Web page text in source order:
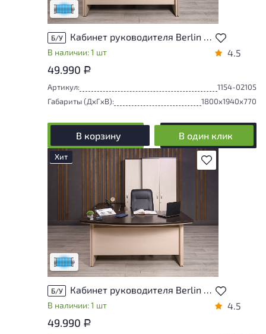
Низкая степень износа
Б/У
В наличии: 1 шт 4.5
49.990 Р
Артикул:
1154-02105
Габариты (ДxГxВ):
1800x1940x770
В корзину В один клик
В избранное
Хит
Состояние товара приближено к новому,
могут присутствовать незначительные
следы эксплуатации
Низкая степень износа
Б/У
В наличии: 1 шт 4.5
49.990 Р